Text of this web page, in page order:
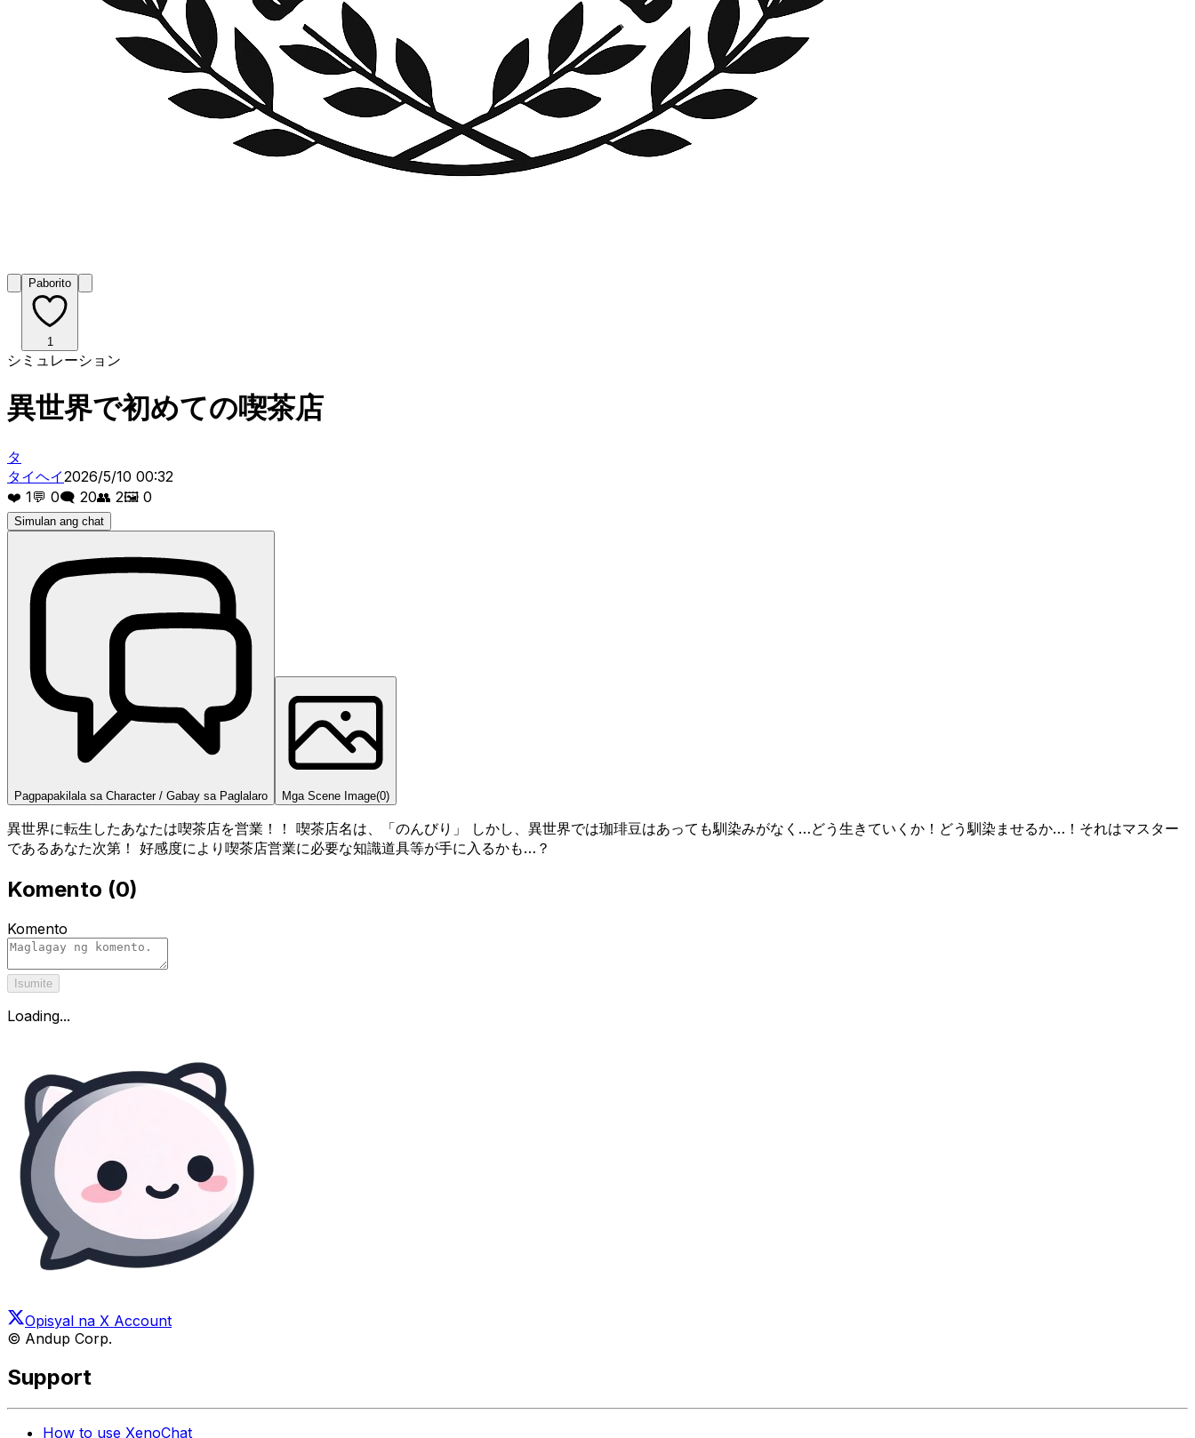
Paborito
1
シミュレーション
異世界で初めての喫茶店
タ
タイヘイ2026/5/10 00:32
❤️ 1💬 0🗨️ 20👥 2🖼️ 0
Simulan ang chat
Pagpapakilala sa Character / Gabay sa Paglalaro Mga Scene Image(0)
異世界に転生したあなたは喫茶店を営業！！ 喫茶店名は、「のんびり」 しかし、異世界では珈琲豆はあっても馴染みがなく…どう生きていくか！どう馴染ませるか…！それはマスター
であるあなた次第！ 好感度により喫茶店営業に必要な知識道具等が手に入るかも…？
Komento (0)
Komento
Isumite
Loading...
Opisyal na X Account
© Andup Corp.
Support
How to use XenoChat